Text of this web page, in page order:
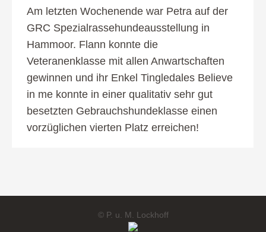
Am letzten Wochenende war Petra auf der
GRC Spezialrassehundeausstellung in
Hammoor. Flann konnte die
Veteranenklasse mit allen Anwartschaften
gewinnen und ihr Enkel Tingledales Believe
in me konnte in einer qualitativ sehr gut
besetzten Gebrauchshundeklasse einen
vorzüglichen vierten Platz erreichen!
© P. u. M. Lockhoff